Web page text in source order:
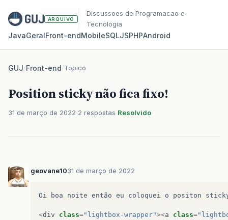
ARQUIVO
Discussoes de Programacao e
Tecnologia
JavaGeralFront‑endMobileSQLJSPHPAndroid
GUJ/Front-end/Topico
Position sticky não fica fixo!
31 de março de 2022 2 respostas Resolvido
geovane1031 de março de 2022
Oi boa noite então eu coloquei o positon
<div class="lightbox-wrapper"><a class=